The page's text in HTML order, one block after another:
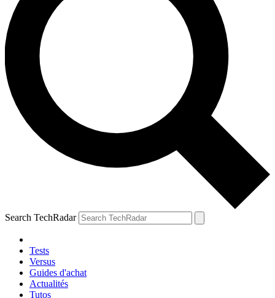
Search TechRadar
Tests
Versus
Guides d'achat
Actualités
Tutos